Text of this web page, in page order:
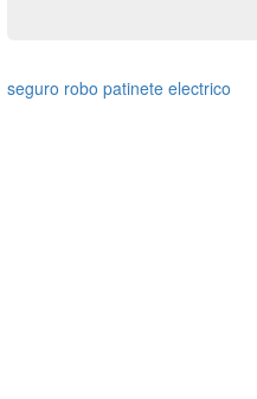
seguro robo patinete electrico